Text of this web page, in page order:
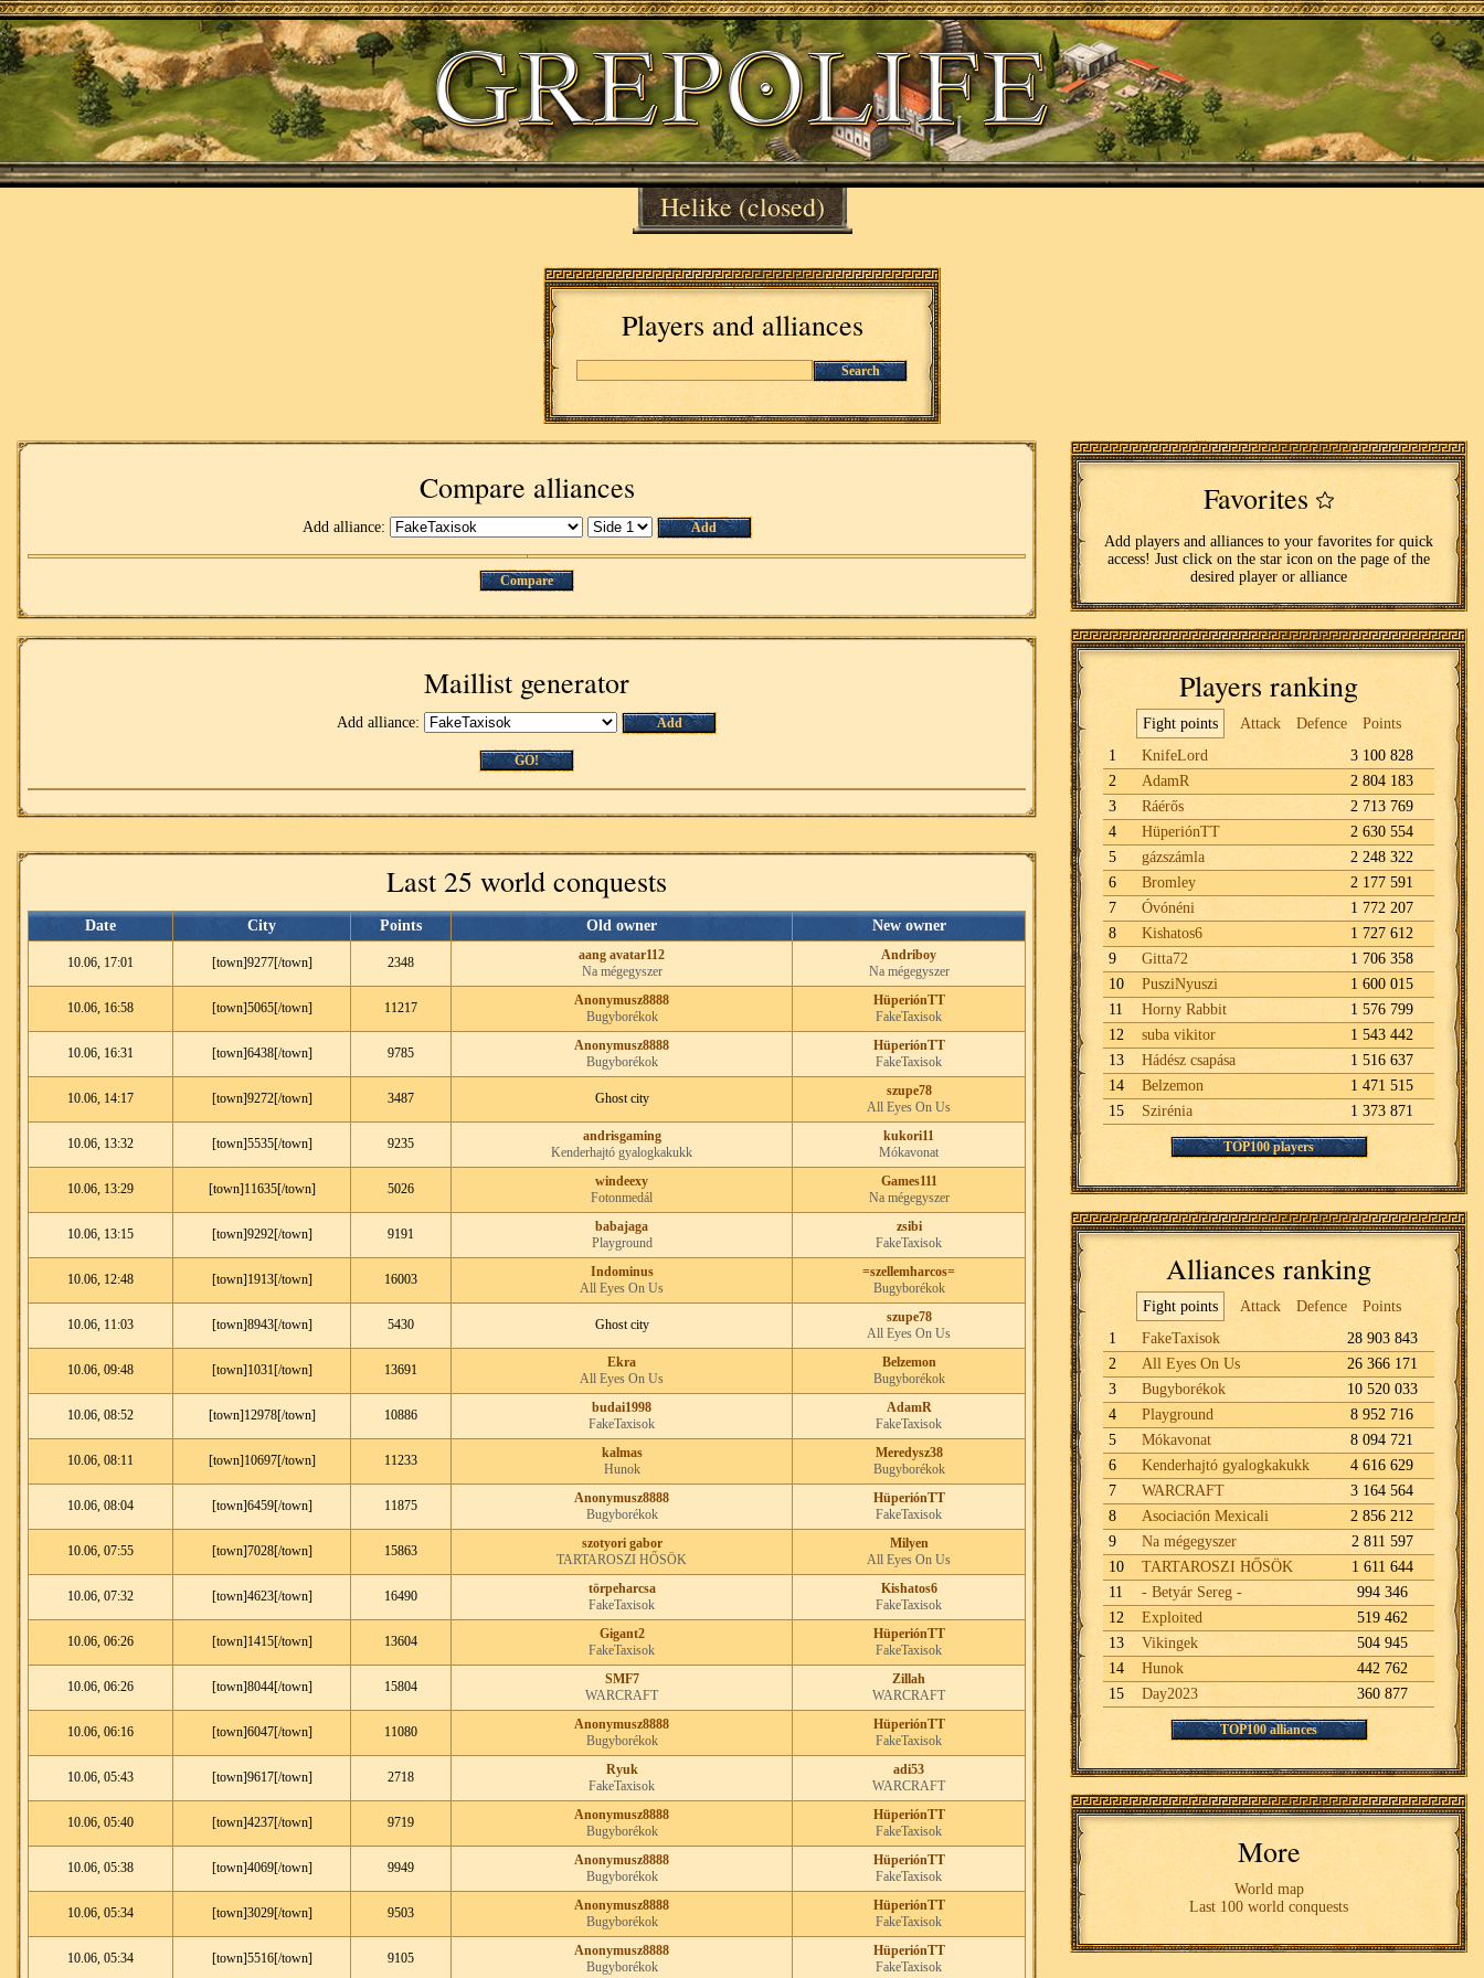
Helike(closed)
Players and alliances
Search
Compare alliances
Add alliance: Add
Compare
Maillist generator
Add alliance: Add
GO!
Last 25 world conquests
Date City Points Old owner New owner
10.06, 17:01 [town]9277[/town] 2348
aang avatar112
Na mégegyszer
Andriboy
Na mégegyszer
10.06, 16:58 [town]5065[/town] 11217
Anonymusz8888
Bugyborékok
HüperiónTT
FakeTaxisok
10.06, 16:31 [town]6438[/town] 9785
Anonymusz8888
Bugyborékok
HüperiónTT
FakeTaxisok
10.06, 14:17 [town]9272[/town] 3487 Ghost city
szupe78
All Eyes On Us
10.06, 13:32 [town]5535[/town] 9235
andrisgaming
Kenderhajtó gyalogkakukk
kukori11
Mókavonat
10.06, 13:29 [town]11635[/town] 5026
windeexy
Fotonmedál
Games111
Na mégegyszer
10.06, 13:15 [town]9292[/town] 9191
babajaga
Playground
zsibi
FakeTaxisok
10.06, 12:48 [town]1913[/town] 16003
Indominus
All Eyes On Us
=szellemharcos=
Bugyborékok
10.06, 11:03 [town]8943[/town] 5430 Ghost city
szupe78
All Eyes On Us
10.06, 09:48 [town]1031[/town] 13691
Ekra
All Eyes On Us
Belzemon
Bugyborékok
10.06, 08:52 [town]12978[/town] 10886
budai1998
FakeTaxisok
AdamR
FakeTaxisok
10.06, 08:11 [town]10697[/town] 11233
kalmas
Hunok
Meredysz38
Bugyborékok
10.06, 08:04 [town]6459[/town] 11875
Anonymusz8888
Bugyborékok
HüperiónTT
FakeTaxisok
10.06, 07:55 [town]7028[/town] 15863
szotyori gabor
TARTAROSZI HŐSÖK
Milyen
All Eyes On Us
10.06, 07:32 [town]4623[/town] 16490
törpeharcsa
FakeTaxisok
Kishatos6
FakeTaxisok
10.06, 06:26 [town]1415[/town] 13604
Gigant2
FakeTaxisok
HüperiónTT
FakeTaxisok
10.06, 06:26 [town]8044[/town] 15804
SMF7
WARCRAFT
Zillah
WARCRAFT
10.06, 06:16 [town]6047[/town] 11080
Anonymusz8888
Bugyborékok
HüperiónTT
FakeTaxisok
10.06, 05:43 [town]9617[/town] 2718
Ryuk
FakeTaxisok
adi53
WARCRAFT
10.06, 05:40 [town]4237[/town] 9719
Anonymusz8888
Bugyborékok
HüperiónTT
FakeTaxisok
10.06, 05:38 [town]4069[/town] 9949
Anonymusz8888
Bugyborékok
HüperiónTT
FakeTaxisok
10.06, 05:34 [town]3029[/town] 9503
Anonymusz8888
Bugyborékok
HüperiónTT
FakeTaxisok
10.06, 05:34 [town]5516[/town] 9105
Anonymusz8888
Bugyborékok
HüperiónTT
FakeTaxisok
Favorites
Add players and alliances to your favorites for quick
access! Just click on the star icon on the page of the
desired player or alliance
Players ranking
Fight points Attack Defence
Points
1
KnifeLord
3 100 828
2
AdamR
2 804 183
3
Ráérős
2 713 769
4
HüperiónTT
2 630 554
5
gázszámla
2 248 322
6
Bromley
2 177 591
7
Óvónéni
1 772 207
8
Kishatos6
1 727 612
9
Gitta72
1 706 358
10
PusziNyuszi
1 600 015
11
Horny Rabbit
1 576 799
12
suba vikitor
1 543 442
13
Hádész csapása
1 516 637
14
Belzemon
1 471 515
15
Szirénia 1 373 871
TOP100 players
Alliances ranking
Fight points Attack Defence
Points
1
FakeTaxisok
28 903 843
2
All Eyes On Us
26 366 171
3
Bugyborékok
10 520 033
4
Playground
8 952 716
5
Mókavonat
8 094 721
6
Kenderhajtó gyalogkakukk
4 616 629
7
WARCRAFT
3 164 564
8
Asociación Mexicali
2 856 212
9
Na mégegyszer
2 811 597
10
TARTAROSZI HŐSÖK
1 611 644
11
- Betyár Sereg -
994 346
12
Exploited
519 462
13
Vikingek
504 945
14
Hunok
442 762
15
Day2023 360 877
TOP100 alliances
More
World map
Last 100 world conquests